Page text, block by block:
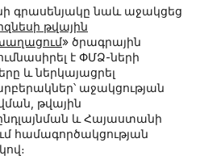
գրասենյակը նաև աջակցեց
թվային
» ծրագրային
է ՓՄՁ-ների
և ներկայացրել
աջակցության
թվային
և Հայաստանի
համագործակցության